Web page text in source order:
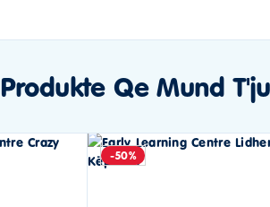
Produkte Qe Mund
-50%